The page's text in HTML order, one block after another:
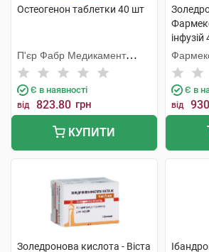
Остеогенон таблетки 40 шт
П'єр Фабр Медикамент
Продакшн
Є в наявності
від 823.80 грн
КУПИТИ
флакон
Є в
від
Золедронова кислота - Віста